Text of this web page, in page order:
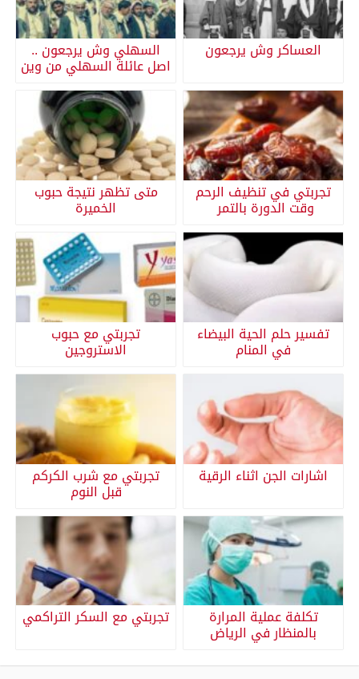
العساكر وش يرجعون السهلي وش يرجعون ..
اصل عائلة السهلي من وين
تجربتي في تنظيف الرحم
وقت الدورة بالتمر
متى تظهر نتيجة حبوب
الخميرة
تفسير حلم الحية البيضاء
في المنام
تجربتي مع حبوب
الاستروجين
اشارات الجن اثناء الرقية تجربتي مع شرب الكركم
قبل النوم
تكلفة عملية المرارة
بالمنظار في الرياض
تجربتي مع السكر التراكمي